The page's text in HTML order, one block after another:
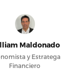
Maldonado
y Estratega
Financiero